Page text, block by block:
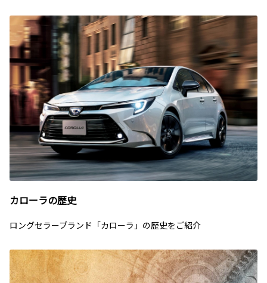
カローラの歴史
ロングセラーブランド「カローラ」の歴史をご紹介